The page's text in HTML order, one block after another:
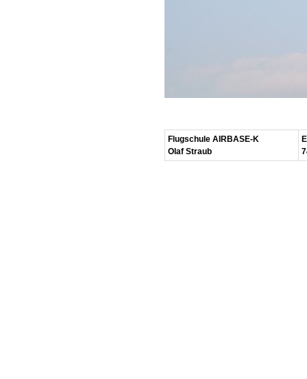
Flugschule AIRBASE-K
Olaf Straub